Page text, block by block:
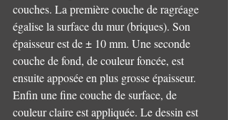
couches. La première couche de ragréage
égalise la surface du mur (briques). Son
épaisseur est de ± 10 mm. Une seconde
couche de fond, de couleur foncée, est
ensuite apposée en plus grosse épaisseur.
Enfin une fine couche de surface, de
couleur claire est appliquée. Le dessin est